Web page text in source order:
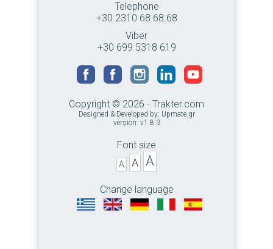
Telephone
+30 2310 68.68.68
Viber
+30 699 5318 619
Copyright © 2026 - Trakter.com
Designed & Developed by: Upmate.gr
version: v1.8.3
Font size
A A A
Change language